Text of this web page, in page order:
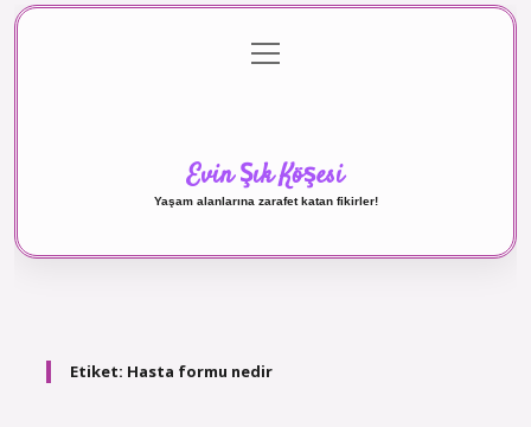
Gizlilik Politikası
menüyü
aç
Evin Şık Köşesi
Yaşam alanlarına zarafet katan fikirler!
Etiket: Hasta formu nedir